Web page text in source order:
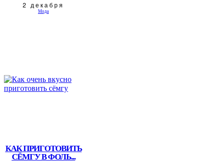
2 декабря
Мода
КАК ПРИГОТОВИТЬ
СЁМГУ В ФОЛЬ...